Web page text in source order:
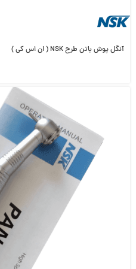
آنگل پوش باتن طرح NSK ( ان اس کی )